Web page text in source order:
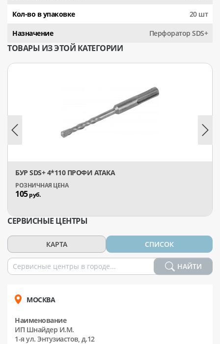
Кол-во в упаковке 20 шт
Назначение Перфоратор SDS+
ТОВАРЫ ИЗ ЭТОЙ КАТЕГОРИИ
БУР SDS+ 4*110 ПРОФИ АТАКА
105руб.
СЕРВИСНЫЕ ЦЕНТРЫ
КАРТА СПИСОК
НАЙТИ
МОСКВА
Наименование
ИП Шнайдер И.М.
1-я ул. Энтузиастов, д.12